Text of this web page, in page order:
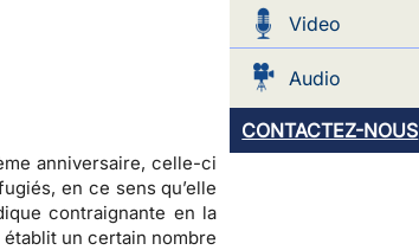
anniversaire, celle-ci
en ce sens qu’elle
contraignante en la
un certain nombre
Video
Audio
CONTACTEZ-NOUS